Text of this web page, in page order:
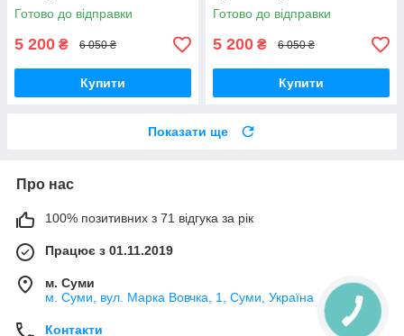
Готово до відправки
5 200 ₴ 6 050 ₴
Купити
Готово до відправки
5 200 ₴ 6 050 ₴
Купити
Показати ще
Про нас
100% позитивних з 71 відгука за рік
Працює з 01.11.2019
м. Суми
м. Суми, вул. Марка Вовчка, 1, Суми, Україна
Контакти